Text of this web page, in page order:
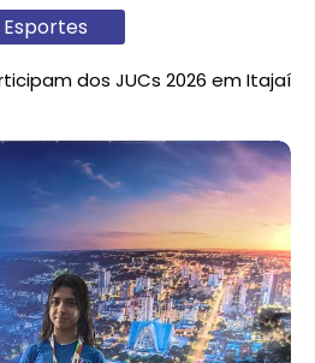
Esportes
dos JUCs 2026 em Itajaí